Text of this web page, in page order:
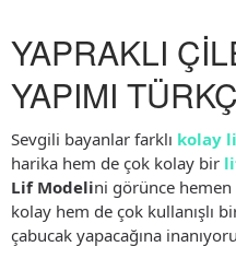
YAPRAKLI
YAPIMI
Sevgili bayanlar farklı kolay
harika hem de çok kolay bir
Lif Modelini görünce hemen
kolay hem de çok kullanışlı
çabucak yapacağına